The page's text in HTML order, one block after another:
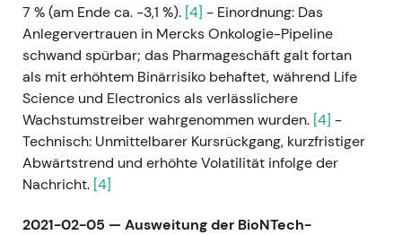
7 % (am Ende ca. −3,1 %). [4] - Einordnung: Das
Anlegervertrauen in Mercks Onkologie-Pipeline
schwand spürbar; das Pharmageschäft galt fortan
als mit erhöhtem Binärrisiko behaftet, während Life
Science und Electronics als verlässlichere
Wachstumstreiber wahrgenommen wurden. [4] -
Technisch: Unmittelbarer Kursrückgang, kurzfristiger
Abwärtstrend und erhöhte Volatilität infolge der
Nachricht. [4]
2021-02-05 — Ausweitung der BioNTech-